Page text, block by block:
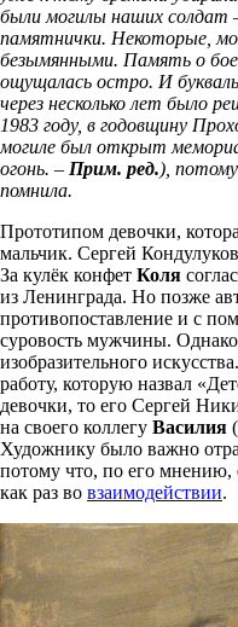
были могилы наших солдат
памятнички. Некоторые,
безымянными. Память о
ощущалась остро. И
через несколько лет было
1983 году, в годовщину
могиле был открыт
огонь. – Прим. ред.) ,
помнила.
Прототипом девочки,
мальчик. Сергей
За кулёк конфет Коля
из Ленинграда. Но позже
противопоставление и с
суровость мужчины.
изобразительного
работу, которую назвал
девочки, то его Сергей
на своего коллегу Василия
Художнику было важно
потому что, по его мнению,
как раз во взаимодействии.